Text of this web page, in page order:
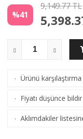
%41
9,149.77 TL
· Ürünü
· Fiyatı düşünce bildir
· Aklımdakiler